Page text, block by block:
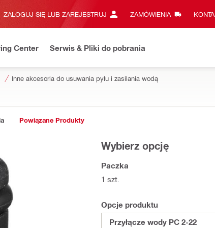
ZALOGUJ SIĘ LUB ZAREJESTRUJ ZAMÓWIENIA
Center Serwis & Pliki do pobrania
Inne akcesoria do usuwania pyłu i zasilania wodą
Powiązane Produkty
Wybierz opcję
Paczka
1 szt.
Opcje produktu
Przyłącze wody PC 2-22